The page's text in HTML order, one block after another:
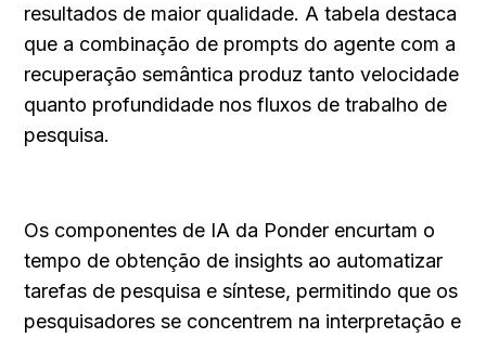
resultados de maior qualidade. A tabela destaca
que a combinação de prompts do agente com a
recuperação semântica produz tanto velocidade
quanto profundidade nos fluxos de trabalho de
pesquisa.
Os componentes de IA da Ponder encurtam o
tempo de obtenção de insights ao automatizar
tarefas de pesquisa e síntese, permitindo que os
pesquisadores se concentrem na interpretação e